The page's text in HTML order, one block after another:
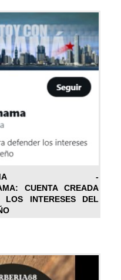
-
CUENTA CREADA
LOS INTERESES DEL